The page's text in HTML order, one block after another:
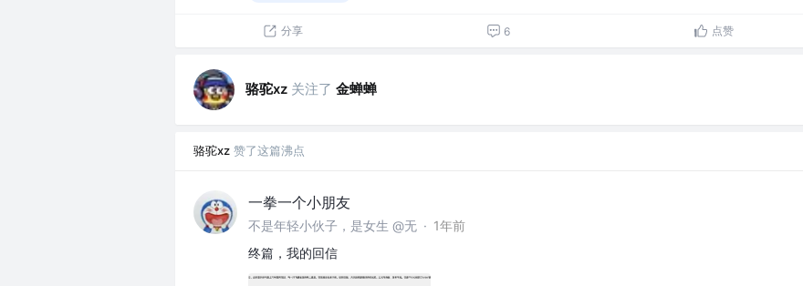
分享 6 点赞
骆驼xz 关注了 金蝉蝉
骆驼xz 赞了这篇沸点
一拳一个小朋友
不是年轻小伙子，是女生 @无 · 1年前
终篇，我的回信